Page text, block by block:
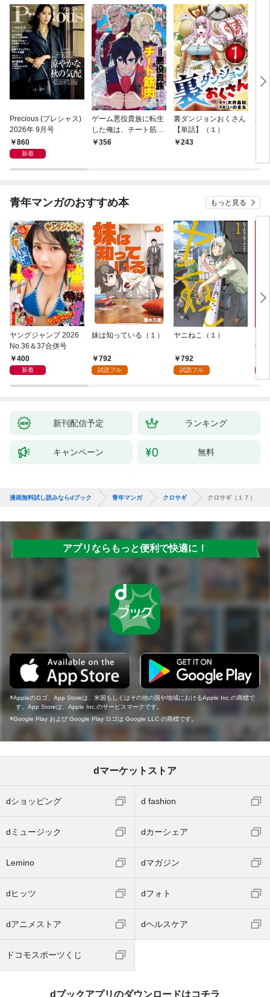
Precious (プレシャス)
2026年 9月号
860
新着
ゲーム悪役貴族に転生
した俺は、チート筋肉
で無双する【単話】
356
裏ダンジョンおくさん
【単話】（１）
243
あ
青年マンガのおすすめ本 もっと見る
ヤングジャンプ 2026
No.36＆37合併号
400
新着
妹は知っている（１）
792
試読フル
ヤニねこ（１）
792
試読フル
6・
新刊配信予定 ランキング
キャンペーン 無料
漫画無料試し読みならdブック 青年マンガ クロサギ クロサギ（１７）
アプリならもっと便利で快適に！
Appleのロゴ、App Storeは、米国もしくはその他の国や地域におけるApple Inc.の商標で
す。App Storeは、Apple Inc.のサービスマークです。
Google Play および Google Play ロゴは Google LLC の商標です。
dマーケットストア
dショッピング d fashion
dミュージック dカーシェア
Lemino dマガジン
dヒッツ dフォト
dアニメストア dヘルスケア
ドコモスポーツくじ
dブックアプリのダウンロードはコチラ